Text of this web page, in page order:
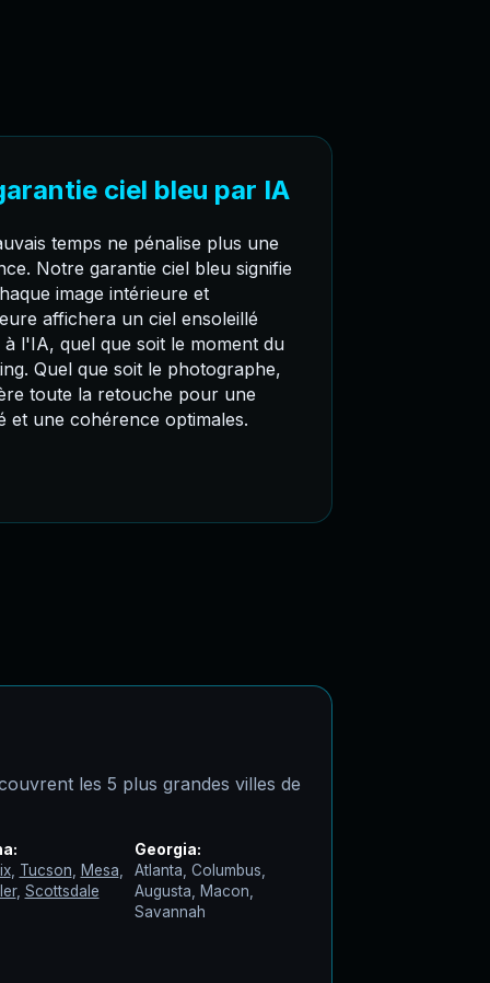
ciel bleu par IA
temps ne pénalise plus une
Notre garantie ciel bleu signifie
image intérieure et
affichera un ciel ensoleillé
à l'IA, quel que soit le moment du
Quel que soit le photographe,
toute la retouche pour une
et une cohérence optimales.
les 5 plus grandes villes de
, Tucson, Mesa,
, Scottsdale
Georgia:
Atlanta, Columbus,
Augusta, Macon,
Savannah